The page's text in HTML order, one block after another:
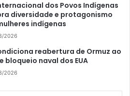
dos Povos Indígenas
diversidade e protagonismo
indígenas
2026
reabertura de Ormuz ao
bloqueio naval dos EUA
2026